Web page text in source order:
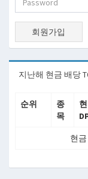
회원가입
지난해 현금 배당
순위
종
목
현